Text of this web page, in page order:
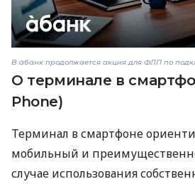
В àбанк продолжается акция для ФЛП по
О терминале в
Phone)
Терминал в смартфоне
мобильный и
случае использования